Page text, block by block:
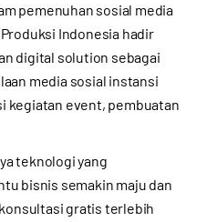
pemenuhan sosial media
Indonesia hadir
digital solution sebagai
media sosial instansi
kegiatan event, pembuatan
teknologi yang
bisnis semakin maju dan
gratis terlebih